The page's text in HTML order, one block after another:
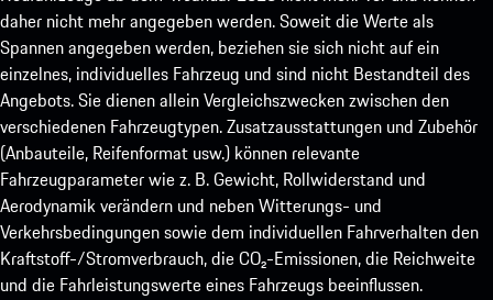
daher nicht mehr angegeben werden. Soweit die Werte als
Spannen angegeben werden, beziehen sie sich nicht auf ein
einzelnes, individuelles Fahrzeug und sind nicht Bestandteil des
Angebots. Sie dienen allein Vergleichszwecken zwischen den
verschiedenen Fahrzeugtypen. Zusatzausstattungen und Zubehör
(Anbauteile, Reifenformat usw.) können relevante
Fahrzeugparameter wie z. B. Gewicht, Rollwiderstand und
Aerodynamik verändern und neben Witterungs- und
Verkehrsbedingungen sowie dem individuellen Fahrverhalten den
Kraftstoff-/Stromverbrauch, die CO₂-Emissionen, die Reichweite
und die Fahrleistungswerte eines Fahrzeugs beeinflussen.